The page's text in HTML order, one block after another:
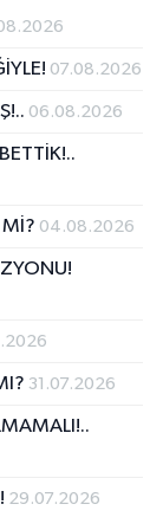
07.08.2026
06.08.2026
Mİ? 04.08.2026
31.07.2026
29.07.2026